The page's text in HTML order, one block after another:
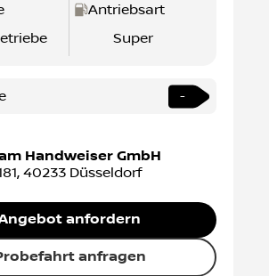
Antriebsart
Super
-
Handweiser GmbH
,40233 Düsseldorf
anfordern
anfragen